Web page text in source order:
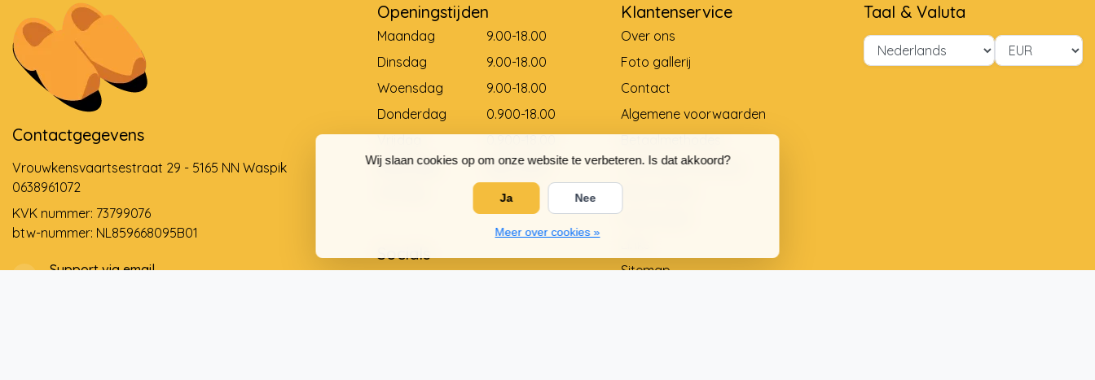
Wij slaan cookies op om onze website te verbeteren. Is dat akkoord?
Ja Nee
Meer over cookies »
Contactgegevens
Vrouwkensvaartsestraat 29 - 5165 NN Waspik
0638961072
KVK nummer: 73799076
btw-nummer: NL859668095B01
Support via email
Openingstijden
Maandag
9.00-18.00
Dinsdag
9.00-18.00
Woensdag
9.00-18.00
Donderdag
0.900-18.00
Zaterdag
9.00-12.00
Gesloten
Socials
Klantenservice
Over ons
Foto gallerij
Contact
Algemene voorwaarden
Levering en betaling
Sitemap
Taal & Valuta